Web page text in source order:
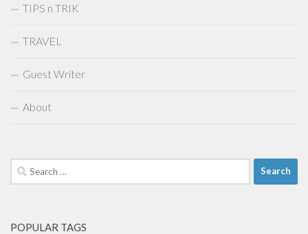
TIPS n TRIK
TRAVEL
Guest Writer
About
Search
for:
POPULAR TAGS